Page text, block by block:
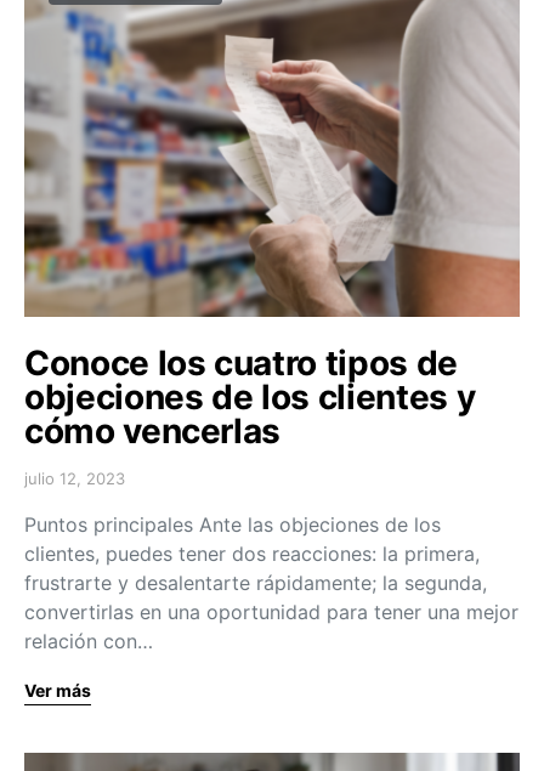
Conoce los cuatro tipos de
objeciones de los clientes y
cómo vencerlas
julio 12, 2023
Puntos principales Ante las objeciones de los
clientes, puedes tener dos reacciones: la primera,
frustrarte y desalentarte rápidamente; la segunda,
convertirlas en una oportunidad para tener una mejor
relación con…
Ver más